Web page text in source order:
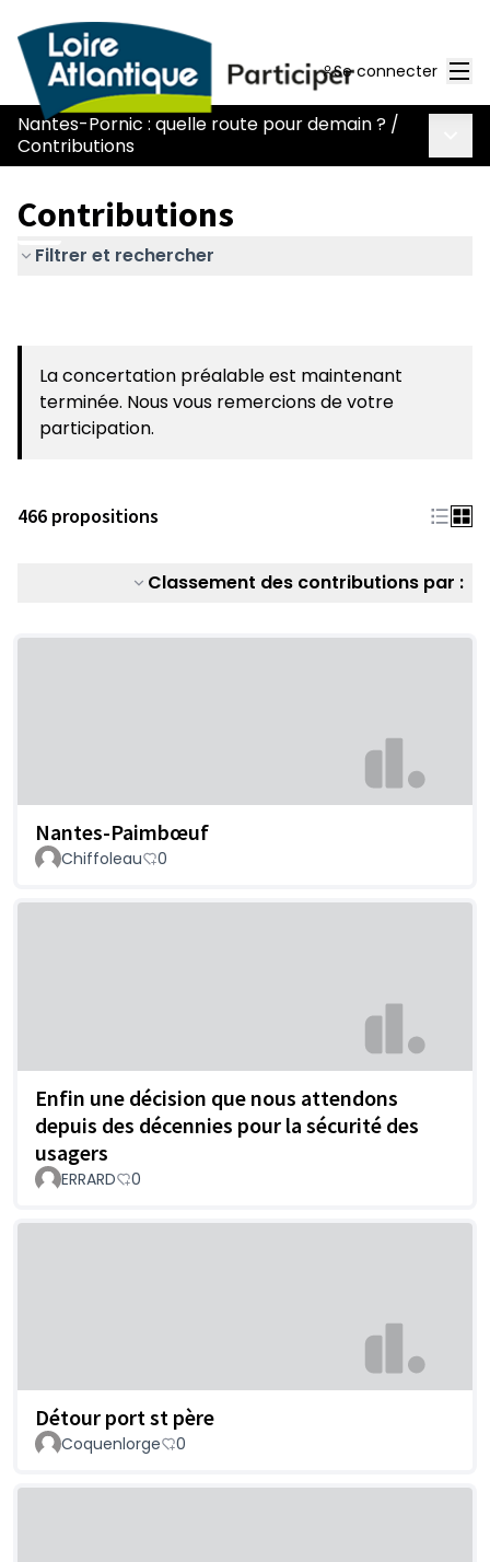
Se connecter
Nantes-Pornic : quelle route pour demain ? /
Contributions
Contributions
Filtrer et rechercher
La concertation préalable est maintenant
terminée. Nous vous remercions de votre
participation.
466 propositions
Classement des contributions par :
Nantes-Paimbœuf
Chiffoleau 0
Enfin une décision que nous attendons
depuis des décennies pour la sécurité des
usagers
ERRARD 0
Détour port st père
Coquenlorge 0